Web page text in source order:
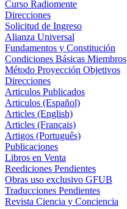
Curso Radiomente
Direcciones
Solicitud de Ingreso
Alianza Universal
Fundamentos y Constitución
Condiciones Básicas Miembros
Método Proyección Objetivos
Direcciones
Articulos Publicados
Articulos (Español)
Articles (English)
Articles (Français)
Artigos (Português)
Publicaciones
Libros en Venta
Reediciones Pendientes
Obras uso exclusivo GFUB
Traducciones Pendientes
Revista Ciencia y Conciencia